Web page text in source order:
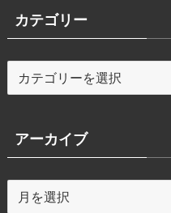
カテゴリー
テ
リ
ー
アーカイブ
ー